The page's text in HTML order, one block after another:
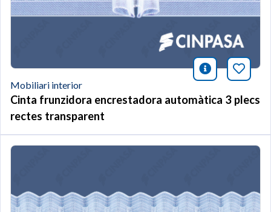
icono
Mobiliari interior
Cinta frunzidora encrestadora automàtica 3 plecs
rectes transparent